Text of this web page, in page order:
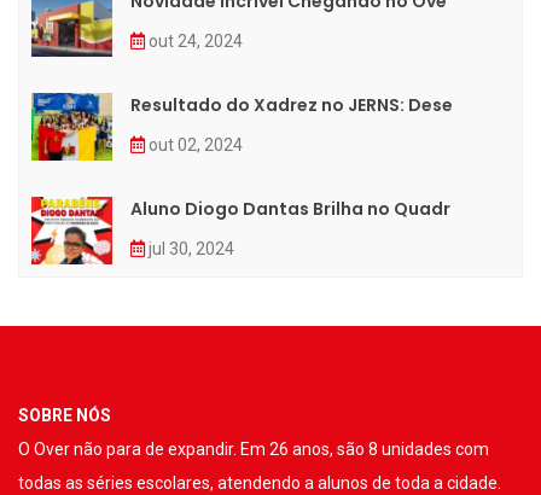
out 24, 2024
Resultado do Xadrez no JERNS: Dese
out 02, 2024
Aluno Diogo Dantas Brilha no Quadr
jul 30, 2024
SOBRE NÓS
O Over não para de expandir. Em 26 anos, são 8 unidades com
todas as séries escolares, atendendo a alunos de toda a cidade.